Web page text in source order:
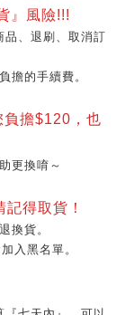
』風險!!!
品、退刷、取消訂
擔的手續費。
擔$120，也
更換唷～
得取貨！
換貨。
入黑名單。